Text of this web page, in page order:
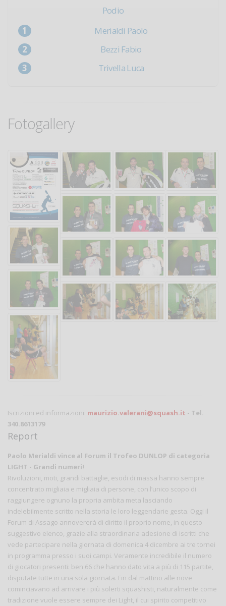
Podio
Merialdi Paolo
Bezzi Fabio
Trivella Luca
Fotogallery
Iscrizioni ed informazioni: maurizio.valerani@squash.it - Tel.
340.8613179
Report
Paolo Merialdi vince al Forum il Trofeo DUNLOP di categoria
LIGHT - Grandi numeri!
Rivoluzioni, moti, grandi battaglie, esodi di massa hanno sempre
concentrato migliaia e migliaia di persone, con l’unico scopo di
raggiungere ognuno la propria ambita meta lasciando
indelebilmente scritto nella storia le loro leggendarie gesta. Oggi il
Forum di Assago annovererà di diritto il proprio nome, in questo
suggestivo elenco, grazie alla straordinaria adesione di iscritti che
vede partecipare nella giornata di domenica 4 dicembre ai tre tornei
in programma presso i suoi campi. Veramente incredibile il numero
di giocatori presenti: ben 66 che hanno dato vita a più di 115 partite,
disputate tutte in una sola giornata. Fin dal mattino alle nove
cominciavano ad arrivare i più solerti squashisti, naturalmente come
tradizione vuole essere sempre dei Light, il cui spirito competitivo